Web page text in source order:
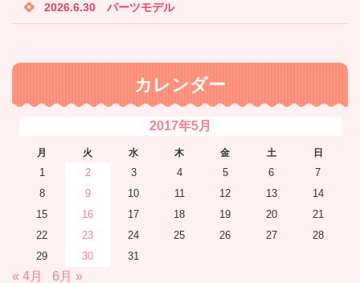
2026.6.30 パーツモデル
カレンダー
2017年5月
月 火 水 木 金 土 日
1 2 3 4 5 6
7
8
9 10 11 12 13
14
15
16 17 18 19 20
21
22
23 24 25 26 27
28
29
30 31
« 4月 6月 »